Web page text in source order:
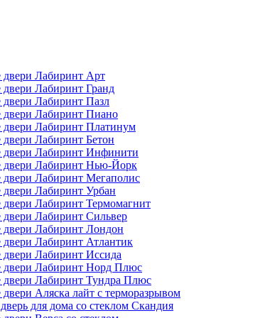
Лабиринт Арт
Лабиринт Гранд
Лабиринт Пазл
Лабиринт Пиано
Лабиринт Платинум
Лабиринт Бетон
двери Лабиринт Инфинити
двери Лабиринт Нью-Йорк
Лабиринт Мегаполис
Лабиринт Урбан
Лабиринт Термомагнит
Лабиринт Сильвер
Лабиринт Лондон
Лабиринт Атлантик
Лабиринт Иссида
двери Лабиринт Норд Плюс
Лабиринт Тундра Плюс
Аляска лайт с терморазрывом
для дома со стеклом Скандия